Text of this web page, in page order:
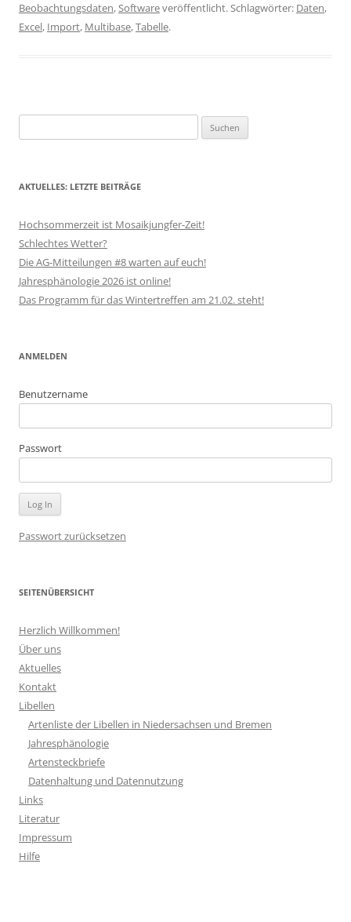
Beobachtungsdaten,Softwareveröffentlicht. Schlagwörter: Daten,
Excel, Import, Multibase,Tabelle.
nach:
AKTUELLES: LETZTE BEITRÄGE
Hochsommerzeit ist Mosaikjungfer-Zeit!
Schlechtes Wetter?
Die AG-Mitteilungen #8 warten auf euch!
Jahresphänologie 2026 ist online!
Das Programm für das Wintertreffen am 21.02. steht!
ANMELDEN
Benutzername
Passwort
Passwort zurücksetzen
SEITENÜBERSICHT
Herzlich Willkommen!
Über uns
Aktuelles
Kontakt
Libellen
Artenliste der Libellen in Niedersachsen und Bremen
Jahresphänologie
Artensteckbriefe
Datenhaltung und Datennutzung
Links
Literatur
Impressum
Hilfe